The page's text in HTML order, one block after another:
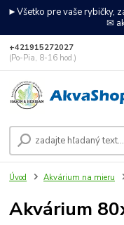
►Všetko pre vaše rybičky,
✉
+421915272027
(Po-Pia, 8-16 hod.)
Úvod Akvárium na mieru
Akvárium